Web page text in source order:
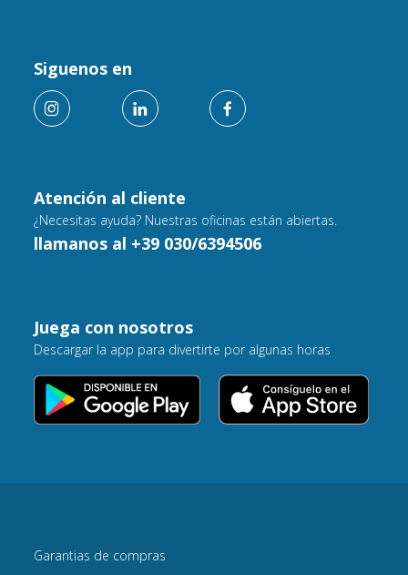
Atención al cliente
¿Necesitas ayuda? Nuestras oficinas están abiertas.
llamanos al +39 030/6394506
Siguenos en
Juega con nosotros
Descargar la app para divertirte por algunas horas
Garantias de compras